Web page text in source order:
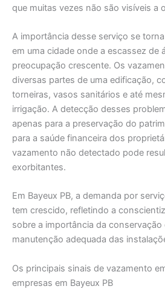
que muitas vezes não são visíveis a
A importância desse serviço se
em uma cidade onde a escassez de
preocupação crescente. Os
diversas partes de uma edificação,
torneiras, vasos sanitários e até
irrigação. A detecção desses
apenas para a preservação do
para a saúde financeira dos
vazamento não detectado pode
exorbitantes.
Em Bayeux PB, a demanda por
tem crescido, refletindo a
sobre a importância da conservação
manutenção adequada das
Os principais sinais de vazamento
empresas em Bayeux PB